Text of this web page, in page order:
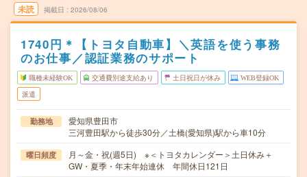
未読 掲載日 2026/08/06
1740円＊【トヨタ自動車】＼英語を使う事務
のお仕事／認証業務のサポート
職種未経験OK 交通費別途支給あり 土日祝日が休み WEB登録OK
派遣
勤務地
愛知県豊田市
三河豊田駅から徒歩30分／土橋(愛知県)駅から車10分
曜日頻度
月～金・祝(週5日) ※＜トヨタカレンダー＞土日休み＋
GW・夏季・年末年始連休 年間休日121日